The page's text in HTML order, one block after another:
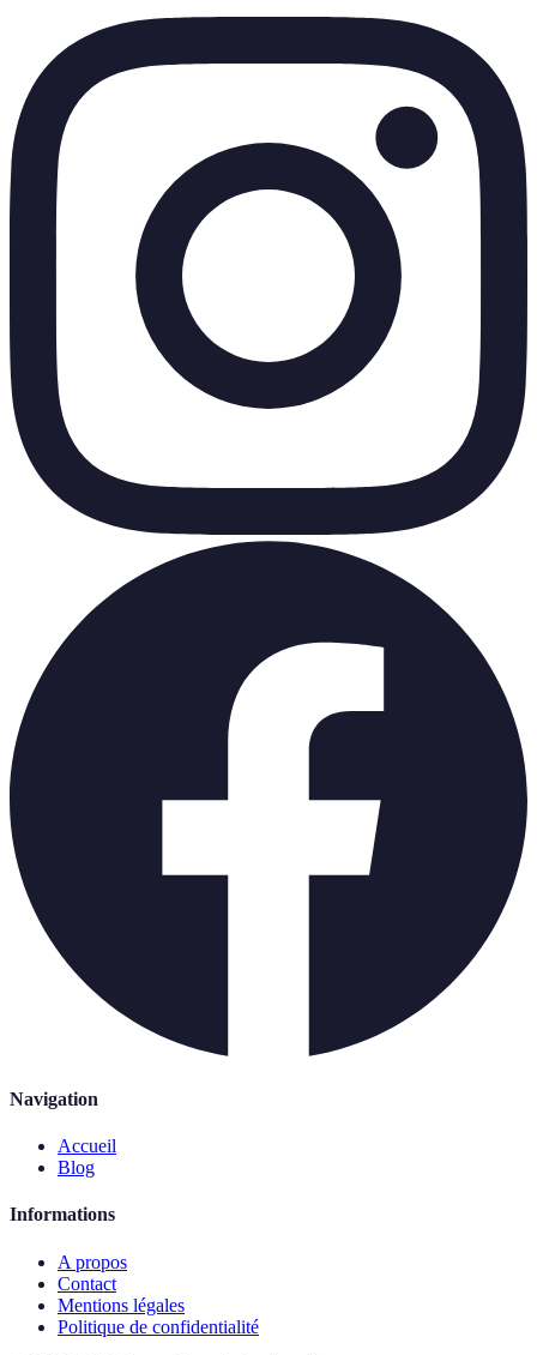
Navigation
Accueil
Blog
Informations
A propos
Contact
Mentions légales
Politique de confidentialité